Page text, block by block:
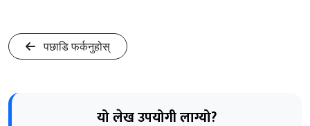
पछाडि फर्कनुहोस्
यो लेख उपयोगी लाग्यो?